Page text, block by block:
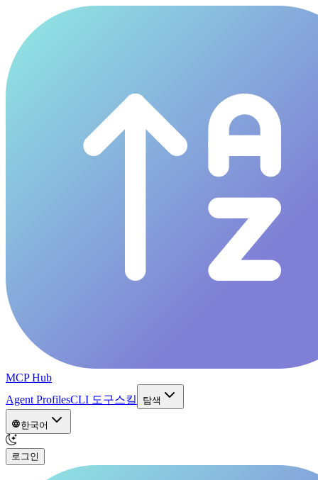
MCP Hub
Agent ProfilesCLI 도구스킬 탐색
한국어
로그인